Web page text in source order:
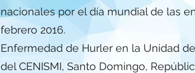
nacionales por el día mundial de las
febrero 2016.
Enfermedad de Hurler en la Unidad
del CENISMI, Santo Domingo,